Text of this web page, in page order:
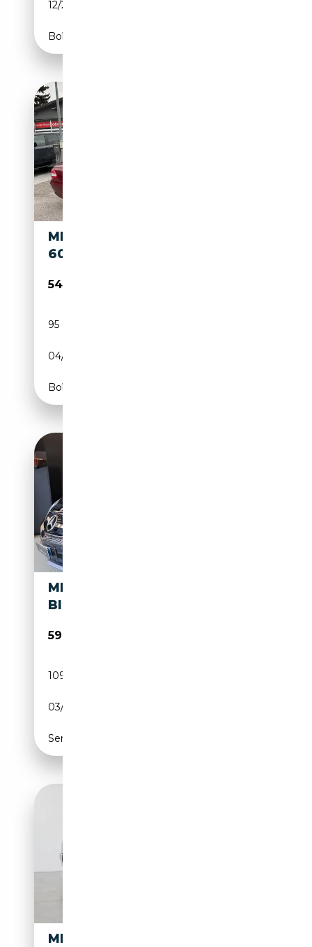
12/2006
Boîte automatique
MERCEDES-BENZ SL 600 SL
600 BITURBO EVO SPORT
54 900€
95 000 km
04/2006
Boîte automatique
MERCEDES-BENZ SL 600 V12
BITURBO ASI KIT ESTETICO
59 900€
109 000 km
03/2003
Semi-automatique
MERCEDES-BENZ SL 600 600